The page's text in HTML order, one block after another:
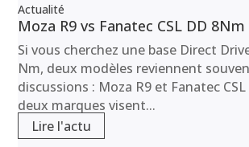
Actualité
Moza R9 vs Fanatec CSL DD
Si vous cherchez une base Direct
Nm, deux modèles reviennent
discussions : Moza R9 et Fanatec
deux marques visent...
Lire l'actu